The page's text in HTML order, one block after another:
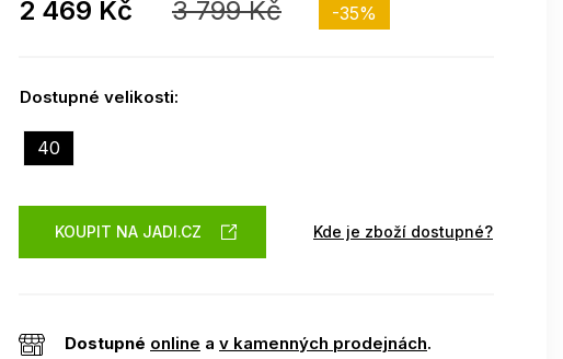
2 469 Kč 3 799 Kč -35%
Dostupné velikosti:
40
KOUPIT NA JADI.CZ Kde je zboží dostupné?
Dostupné online a v kamenných prodejnách.